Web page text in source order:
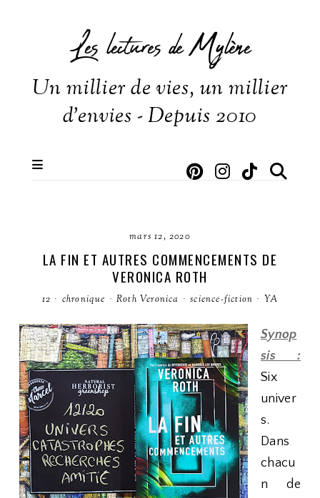
Les lectures de Mylène
Un millier de vies, un millier
d'envies - Depuis 2010
mars 12, 2020
LA FIN ET AUTRES COMMENCEMENTS DE
VERONICA ROTH
12 · chronique · Roth Veronica · science-fiction · YA
Synop
sis :
Six
univer
s.
Dans
chacu
n de